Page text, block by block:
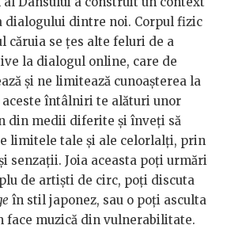
dialogului dintre noi. Corpul fizic
căruia se țes alte feluri de a
la dialogul online, care de
și ne limitează cunoașterea la
întâlniri te alături unor
din medii diferite și înveți să
limitele tale și ale celorlalți, prin
senzații. Joia aceasta poți urmări
de artiști de circ, poți discuta
în stil japonez, sau o poți asculta
face muzică din vulnerabilitate.